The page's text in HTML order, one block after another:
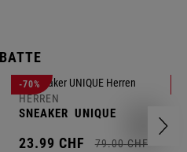
-70%
HERREN
SNEAKER UNIQUE
23.99 CHF 79.00 CHF